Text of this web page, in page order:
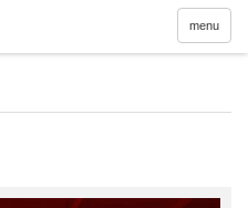
menu